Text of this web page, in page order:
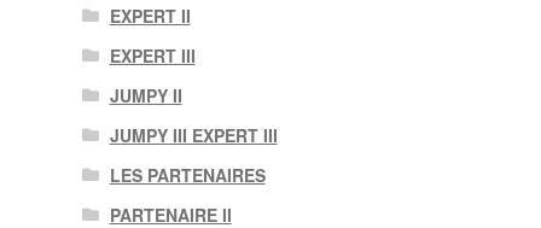
EXPERT II
EXPERT III
JUMPY II
JUMPY III EXPERT III
LES PARTENAIRES
PARTENAIRE II